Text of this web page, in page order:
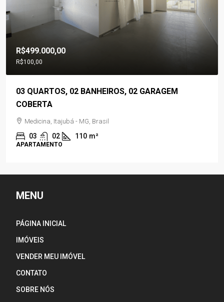
R$499.000,00
R$100,00
03 QUARTOS, 02 BANHEIROS, 02 GARAGEM
COBERTA
Medicina, Itajubá - MG, Brasil
03 02 110 m²
APARTAMENTO
MENU
PÁGINA INICIAL
IMÓVEIS
VENDER MEU IMÓVEL
CONTATO
SOBRE NÓS